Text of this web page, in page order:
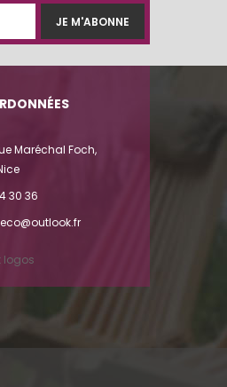
JE M'ABONNE
Maréchal Foch,
30 36